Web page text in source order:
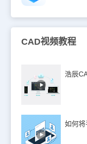
CAD视频教程
浩辰
如何将